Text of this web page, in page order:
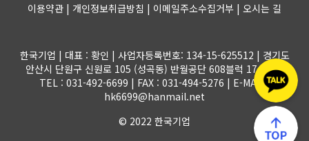
이용약관 | 개인정보취급방침 | 이메일주소수집거부 | 오시는 길
한국기업 | 대표 : 황인 | 사업자등록번호: 134-15-625512 | 경기도
안산시 단원구 신원로 105 (성곡동) 반월공단 608블럭 17-1롯트
TEL : 031-492-6699 | FAX : 031-494-5276 | E-MAIL :
hk6699@hanmail.net
© 2022 한국기업